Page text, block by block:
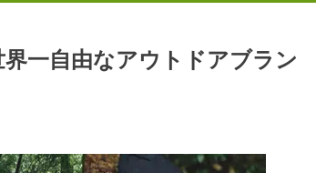
一自由なアウトドアブラン